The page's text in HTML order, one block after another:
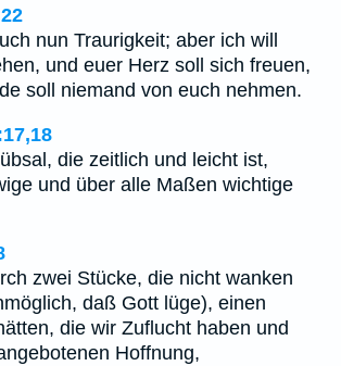
nun Traurigkeit; aber ich will
und euer Herz soll sich freuen,
soll niemand von euch nehmen.
die zeitlich und leicht ist,
und über alle Maßen wichtige
zwei Stücke, die nicht wanken
daß Gott lüge), einen
die wir Zuflucht haben und
Hoffnung,